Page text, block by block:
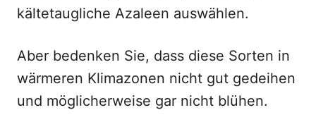
kältetaugliche Azaleen auswählen.
Aber bedenken Sie, dass diese Sorten in
wärmeren Klimazonen nicht gut gedeihen
und möglicherweise gar nicht blühen.